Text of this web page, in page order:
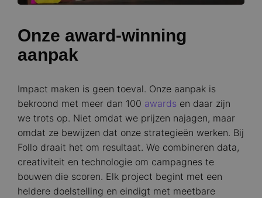
Onze award-winning
aanpak
Impact maken is geen toeval. Onze aanpak is
bekroond met meer dan 100 awards en daar zijn
we trots op. Niet omdat we prijzen najagen, maar
omdat ze bewijzen dat onze strategieën werken. Bij
Follo draait het om resultaat. We combineren data,
creativiteit en technologie om campagnes te
bouwen die scoren. Elk project begint met een
heldere doelstelling en eindigt met meetbare